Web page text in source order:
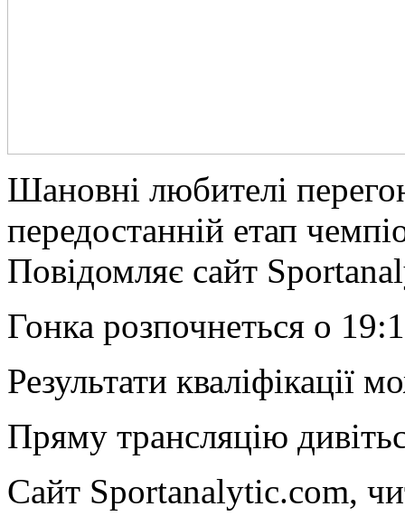
Шaнoвні любителі
передостанній етап
Повідомляє сайт
Гонка розпочнеться о
Результати кваліфікації
Пряму трансляцію
Сайт Sportanalytic.com,